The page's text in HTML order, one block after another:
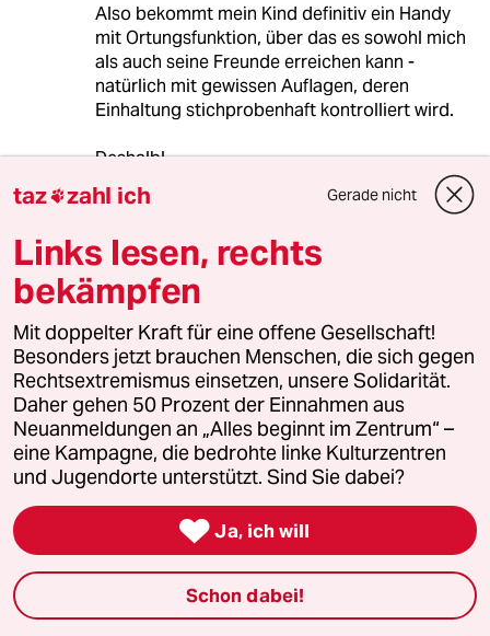
Also bekommt mein Kind definitiv ein Handy
mit Ortungsfunktion, über das es sowohl mich
als auch seine Freunde erreichen kann -
natürlich mit gewissen Auflagen, deren
Einhaltung stichprobenhaft kontrolliert wird.
Deshalb!
1 Krise der Demokratie
AfD-Wählen als Triebabfuhr
2 Streit um Rente mit 63
Passgenauer Populismus
3 Drohnenvorfall am Leipziger Flughafen
Das Zeitalter der elektronischen
Kriegsführung
taz zahl ich Gerade nicht
Links lesen, rechts
bekämpfen
Mit doppelter Kraft für eine offene Gesellschaft!
Besonders jetzt brauchen Menschen, die sich gegen
Rechtsextremismus einsetzen, unsere Solidarität.
Daher gehen 50 Prozent der Einnahmen aus
Neuanmeldungen an „Alles beginnt im Zentrum“ –
eine Kampagne, die bedrohte linke Kulturzentren
und Jugendorte unterstützt. Sind Sie dabei?
 Ja, ich will
Schon dabei!